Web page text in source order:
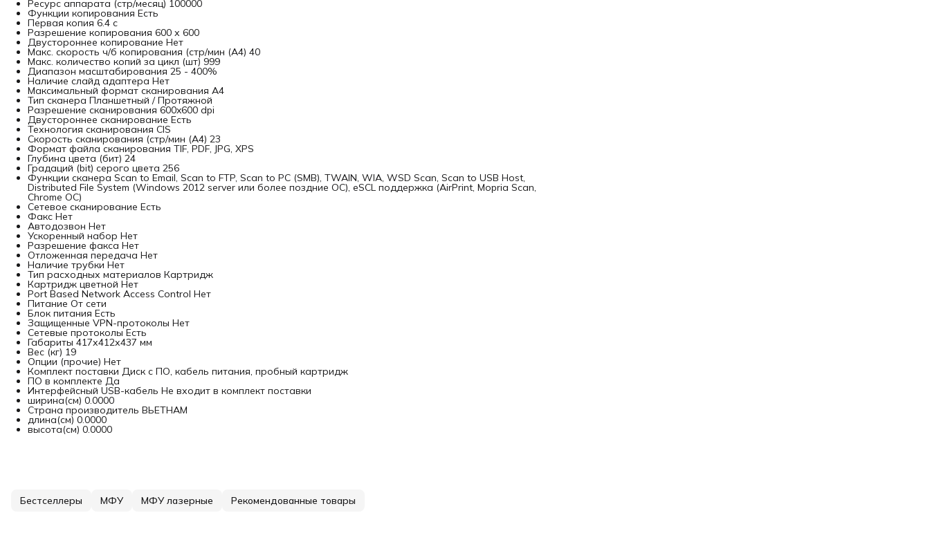
Интерфейсный USB-кабель Не входит в комплект поставки
ширина(см) 0.0000
Страна производитель ВЬЕТНАМ
Ресурс аппарата (стр/месяц) 100000
Функции копирования Есть
Первая копия 6.4 с
Разрешение копирования 600 х 600
Двустороннее копирование Нет
Макс. скорость ч/б копирования (стр/мин (A4) 40
Макс. количество копий за цикл (шт) 999
Диапазон масштабирования 25 - 400%
Наличие слайд адаптера Нет
Максимальный формат сканирования A4
Тип сканера Планшетный / Протяжной
Разрешение сканирования 600x600 dpi
Двустороннее сканирование Есть
Технология сканирования CIS
Скорость сканирования (стр/мин (A4) 23
Формат файла сканирования TIF, PDF, JPG, XPS
Глубина цвета (бит) 24
Градаций (bit) серого цвета 256
Функции сканера Scan to Email, Scan to FTP, Scan to PC (SMB), TWAIN, WIA, WSD Scan, Scan to USB Host,
Distributed File System (Windows 2012 server или более поздние ОС), eSCL поддержка (AirPrint, Mopria Scan,
Chrome ОС)
Сетевое сканирование Есть
Факс Нет
Автодозвон Нет
Ускоренный набор Нет
Разрешение факса Нет
Отложенная передача Нет
Наличие трубки Нет
Тип расходных материалов Картридж
Картридж цветной Нет
Port Based Network Access Control Нет
Питание От сети
Блок питания Есть
Защищенные VPN-протоколы Нет
Сетевые протоколы Есть
Габариты 417х412х437 мм
Вес (кг) 19
Опции (прочие) Нет
Комплект поставки Диск с ПО, кабель питания, пробный картридж
ПО в комплекте Да
Интерфейсный USB-кабель Не входит в комплект поставки
ширина(см) 0.0000
Страна производитель ВЬЕТНАМ
длина(см) 0.0000
высота(см) 0.0000
Бестселлеры МФУ МФУ лазерные Рекомендованные товары